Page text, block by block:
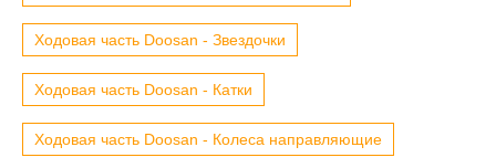
Ходовая часть Doosan - Звездочки
Ходовая часть Doosan - Катки
Ходовая часть Doosan - Колеса направляющие